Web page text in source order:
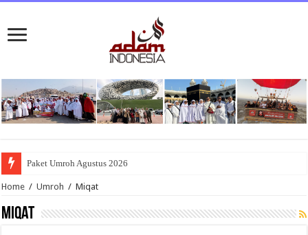
Paket Umroh Agustus 2026
Home / Umroh / Miqat
Miqat